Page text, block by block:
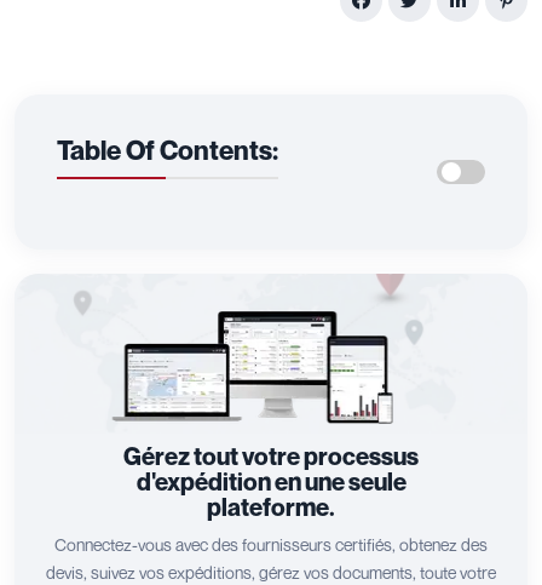
Table Of Contents:
Gérez tout votre processus
d'expédition en une seule
plateforme.
Connectez-vous avec des fournisseurs certifiés, obtenez des
devis, suivez vos expéditions, gérez vos documents, toute votre